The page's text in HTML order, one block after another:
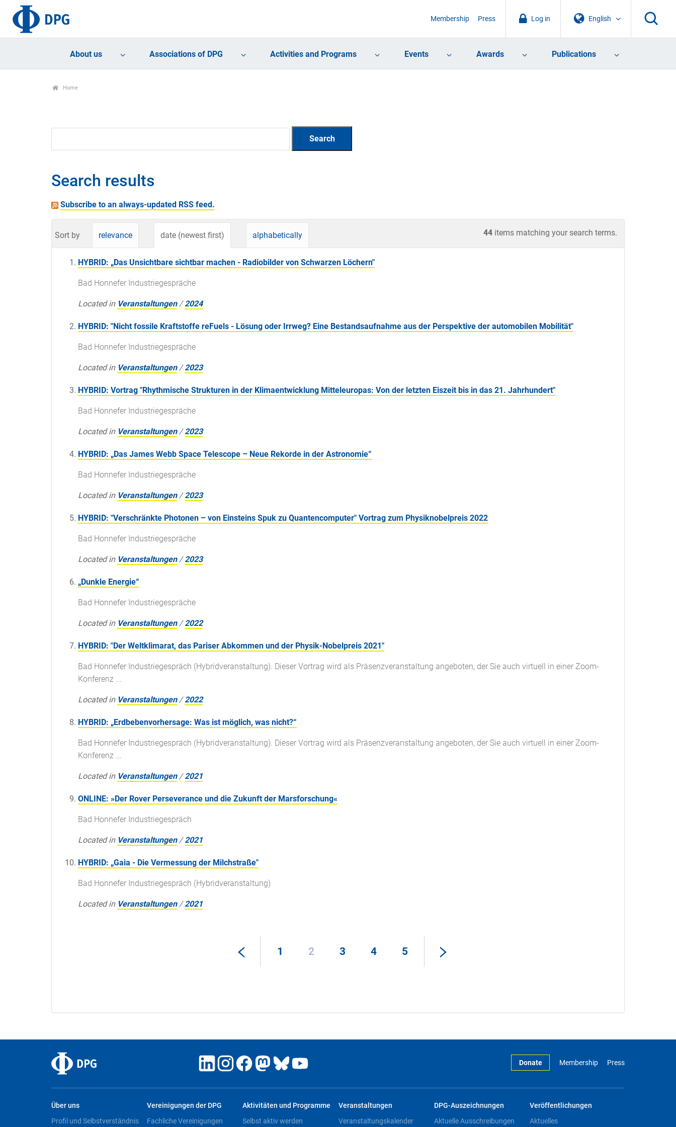
English
Log in
Membership Press
About us Associations of DPG Activities and Programs Events Awards Publications
Home
Search results
Subscribe to an always-updated RSS feed.
44 items matching your search terms.
Sort by relevance date (newest first) alphabetically
HYBRID: „Das Unsichtbare sichtbar machen - Radiobilder von Schwarzen Löchern"
Bad Honnefer Industriegespräche
Located in Veranstaltungen /2024
HYBRID: "Nicht fossile Kraftstoffe reFuels - Lösung oder Irrweg? Eine Bestandsaufnahme aus der Perspektive der automobilen Mobilität"
Bad Honnefer Industriegespräche
Located in Veranstaltungen /2023
HYBRID: Vortrag "Rhythmische Strukturen in der Klimaentwicklung Mitteleuropas: Von der letzten Eiszeit bis in das 21. Jahrhundert"
Bad Honnefer Industriegespräche
Located in Veranstaltungen /2023
HYBRID: „Das James Webb Space Telescope – Neue Rekorde in der Astronomie“
Bad Honnefer Industriegespräche
Located in Veranstaltungen /2023
HYBRID: "Verschränkte Photonen – von Einsteins Spuk zu Quantencomputer" Vortrag zum Physiknobelpreis 2022
Bad Honnefer Industriegespräche
Located in Veranstaltungen /2023
„Dunkle Energie“
Bad Honnefer Industriegespräche
Located in Veranstaltungen /2022
HYBRID: "Der Weltklimarat, das Pariser Abkommen und der Physik-Nobelpreis 2021"
Bad Honnefer Industriegespräch (Hybridveranstaltung). Dieser Vortrag wird als Präsenzveranstaltung angeboten, der Sie auch virtuell in einer Zoom-
Konferenz ...
Located in Veranstaltungen /2022
HYBRID: „Erdbebenvorhersage: Was ist möglich, was nicht?“
Bad Honnefer Industriegespräch (Hybridveranstaltung). Dieser Vortrag wird als Präsenzveranstaltung angeboten, der Sie auch virtuell in einer Zoom-
Konferenz ...
Located in Veranstaltungen /2021
ONLINE: »Der Rover Perseverance und die Zukunft der Marsforschung«
Bad Honnefer Industriegespräch
Located in Veranstaltungen /2021
HYBRID: „Gaia - Die Vermessung der Milchstraße"
Bad Honnefer Industriegespräch (Hybridveranstaltung)
Located in Veranstaltungen /2021
1 2 3 4 5
Donate Membership Press
Über uns
Profil und Selbstverständnis
Vereinigungen der DPG
Fachliche Vereinigungen
Aktivitäten und Programme
Selbst aktiv werden
Veranstaltungen
Veranstaltungskalender
DPG-Auszeichnungen
Aktuelle Ausschreibungen
Veröffentlichungen
Aktuelles